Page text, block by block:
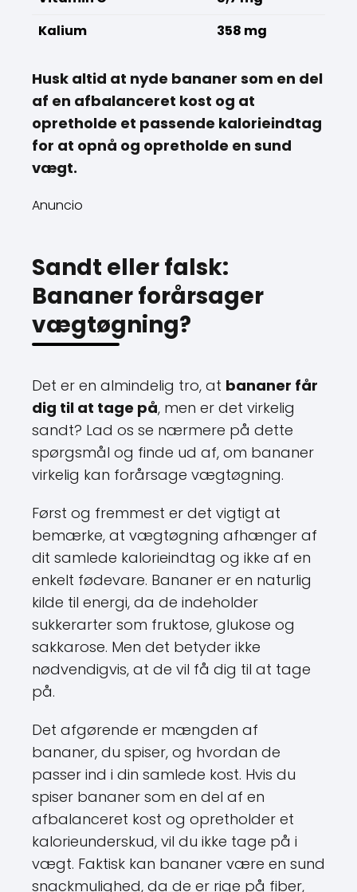
Kalium
358 mg
Husk altid at nyde bananer som en del
af en afbalanceret kost og at
opretholde et passende kalorieindtag
for at opnå og opretholde en sund
vægt.
Anuncio
Sandt eller falsk:
Bananer forårsager
vægtøgning?
Det er en almindelig tro, at bananer får
dig til at tage på , men er det virkelig
sandt? Lad os se nærmere på dette
spørgsmål og finde ud af, om bananer
virkelig kan forårsage vægtøgning.
Først og fremmest er det vigtigt at
bemærke, at vægtøgning afhænger af
dit samlede kalorieindtag og ikke af en
enkelt fødevare. Bananer er en naturlig
kilde til energi, da de indeholder
sukkerarter som fruktose, glukose og
sakkarose. Men det betyder ikke
nødvendigvis, at de vil få dig til at tage
på.
Det afgørende er mængden af
bananer, du spiser, og hvordan de
passer ind i din samlede kost. Hvis du
spiser bananer som en del af en
afbalanceret kost og opretholder et
kalorieunderskud, vil du ikke tage på i
vægt. Faktisk kan bananer være en sund
snackmulighed, da de er rige på fiber,